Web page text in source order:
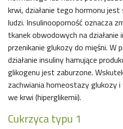
krwi, działanie tego hormonu jest
ludzi. Insulinooporność oznacza
tkanek obwodowych na działanie
przenikanie glukozy do mięśni. W
działanie insuliny hamujące
glikogenu jest zaburzone.
zachwiania homeostazy glukozy
we krwi (hiperglikemii).
Cukrzyca typu 1